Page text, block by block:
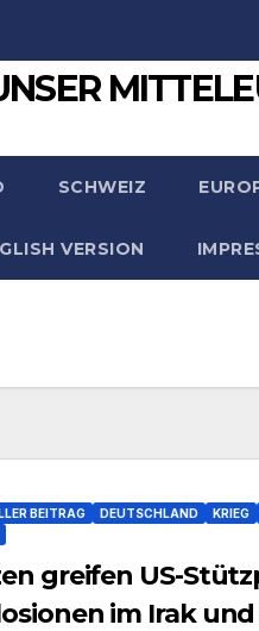
SCHWEIZ
VERSION
BEITRAG DEUTSCHLAND KRIEG
greifen US-
im Irak und